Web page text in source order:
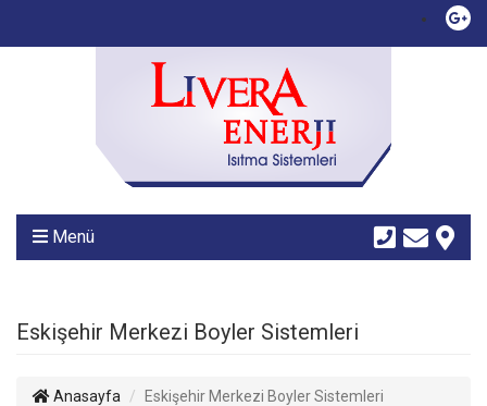
Menü
Eskişehir Merkezi Boyler Sistemleri
Anasayfa Eskişehir Merkezi Boyler Sistemleri